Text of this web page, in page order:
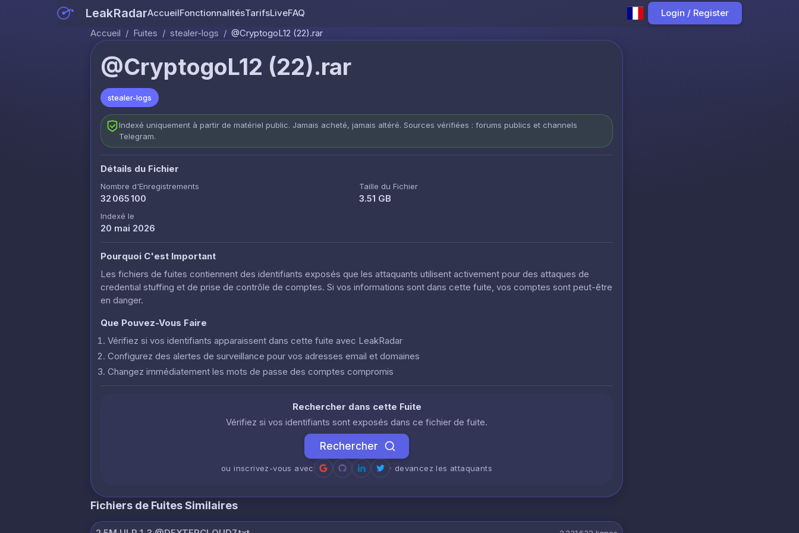
LeakRadarAccueilFonctionnalitésTarifsLiveFAQ
Login / Register
Accueil / Fuites / stealer-logs / @CryptogoL12 (22).rar
@CryptogoL12 (22).rar
stealer-logs
Indexé uniquement à partir de matériel public. Jamais acheté, jamais altéré. Sources vérifiées : forums publics et channels
Telegram.
Détails du Fichier
Nombre d'Enregistrements
32 065 100
Taille du Fichier
3.51 GB
Indexé le
20 mai 2026
Pourquoi C'est Important
Les fichiers de fuites contiennent des identifiants exposés que les attaquants utilisent activement pour des attaques de
credential stuffing et de prise de contrôle de comptes. Si vos informations sont dans cette fuite, vos comptes sont peut-être
en danger.
Que Pouvez-Vous Faire
Vérifiez si vos identifiants apparaissent dans cette fuite avec LeakRadar
Configurez des alertes de surveillance pour vos adresses email et domaines
Changez immédiatement les mots de passe des comptes compromis
Rechercher dans cette Fuite
Vérifiez si vos identifiants sont exposés dans ce fichier de fuite.
Rechercher
ou inscrivez-vous avec · devancez les attaquants
Fichiers de Fuites Similaires